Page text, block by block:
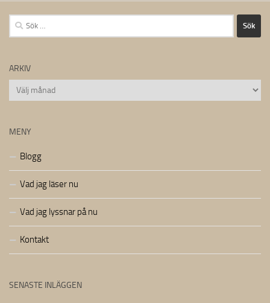
Sök
efter:
ARKIV
Arkiv
MENY
Blogg
Vad jag läser nu
Vad jag lyssnar på nu
Kontakt
SENASTE INLÄGGEN